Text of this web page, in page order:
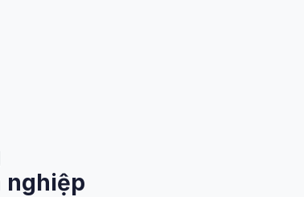
nghiệp